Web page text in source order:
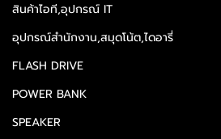
สินค้าไอที,อุปกรณ์ IT
อุปกรณ์สำนักงาน,สมุดโน้ต,ไดอารี่
FLASH DRIVE
POWER BANK
SPEAKER